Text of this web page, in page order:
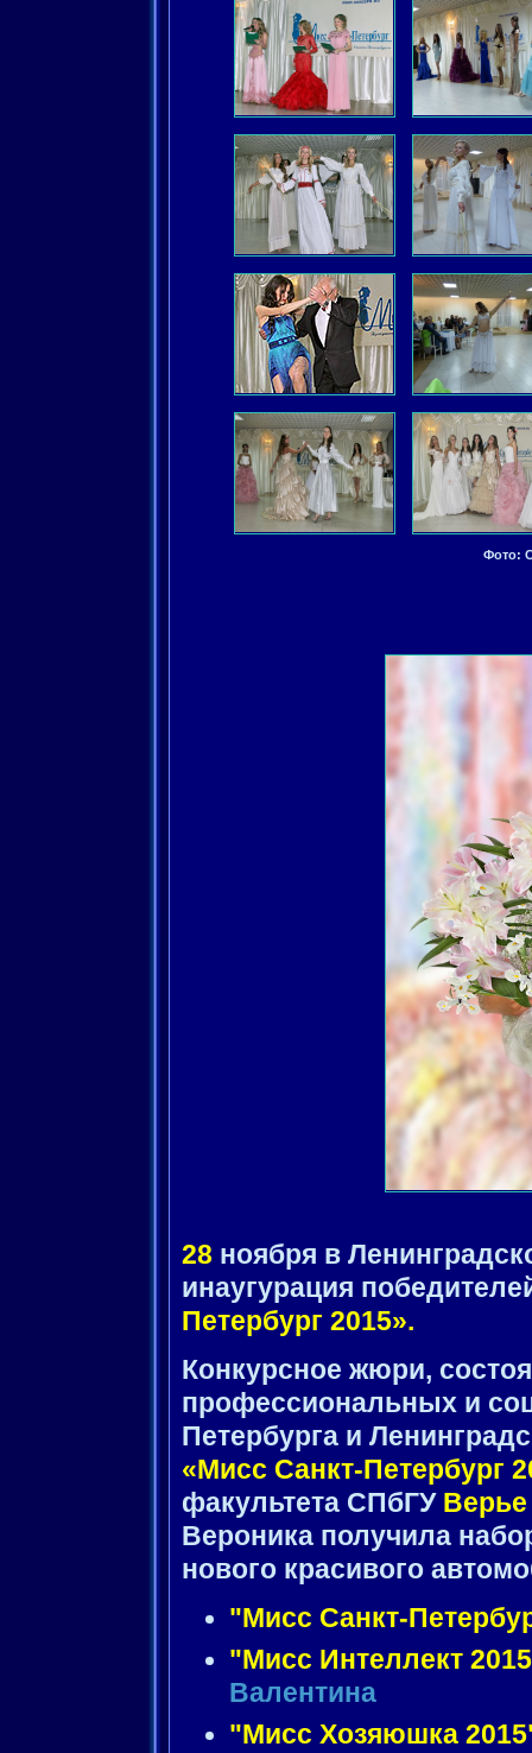
Фото:
28 ноября в
инаугурация
Петербург 2015».
Конкурсное жюри,
профессиональных и
Петербурга и
«Мисс Санкт-Петербург
факультета СПбГУ
Вероника получила
нового красивого
"Мисс Санкт-
"Мисс Интеллект
Валентина
"Мисс Хозяюшка